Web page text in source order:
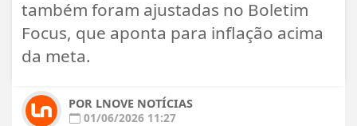
também foram ajustadas no Boletim
Focus, que aponta para inflação acima
da meta.
POR LNOVE NOTÍCIAS
01/06/2026 11:27